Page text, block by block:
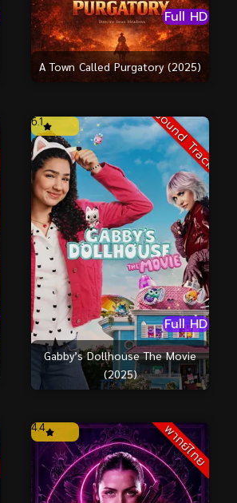
Full HD
A Town Called Purgatory (2025)
Sound Track
Full HD
6.1
Gabby’s Dollhouse The Movie
(2025)
พากย์ไทย
4.4